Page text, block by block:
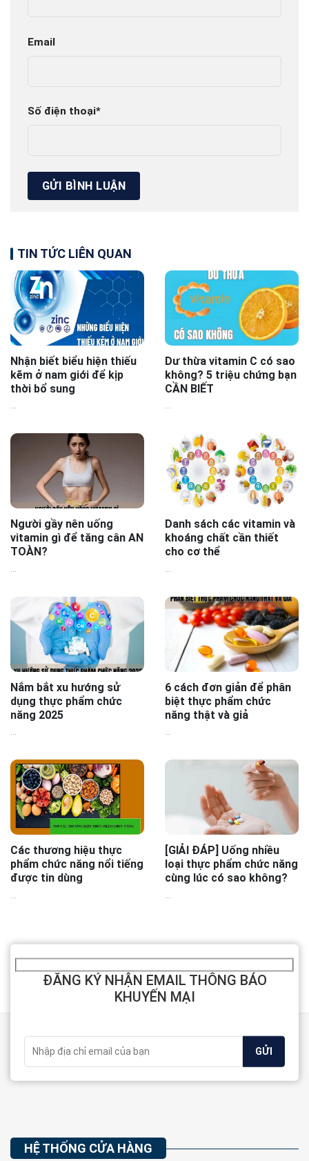
Email
Số điện thoại*
TIN TỨC LIÊN QUAN
Nhận biết biểu hiện thiếu
kẽm ở nam giới để kịp
thời bổ sung
Dư thừa vitamin C có sao
không? 5 triệu chứng bạn
CẦN BIẾT
Người gầy nên uống
vitamin gì để tăng cân AN
TOÀN?
Danh sách các vitamin và
khoáng chất cần thiết
cho cơ thể
Nắm bắt xu hướng sử
dụng thực phẩm chức
năng 2025
6 cách đơn giản để phân
biệt thực phẩm chức
năng thật và giả
Các thương hiệu thực
phẩm chức năng nổi tiếng
được tin dùng
[GIẢI ĐÁP] Uống nhiều
loại thực phẩm chức năng
cùng lúc có sao không?
ĐĂNG KÝ NHẬN EMAIL THÔNG BÁO
KHUYẾN MẠI
HỆ THỐNG CỬA HÀNG